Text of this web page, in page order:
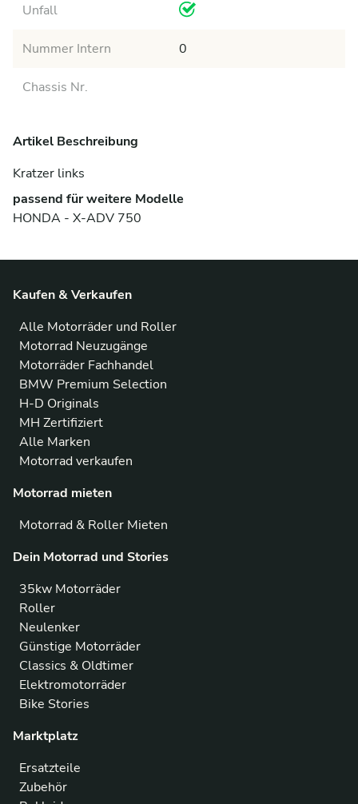
Unfall
Nummer Intern 0
Chassis Nr.
Artikel Beschreibung
Kratzer links
passend für weitere Modelle
HONDA - X-ADV 750
Kaufen & Verkaufen
Alle Motorräder und Roller
Motorrad Neuzugänge
Motorräder Fachhandel
BMW Premium Selection
H-D Originals
MH Zertifiziert
Alle Marken
Motorrad verkaufen
Motorrad mieten
Motorrad & Roller Mieten
Dein Motorrad und Stories
35kw Motorräder
Roller
Neulenker
Günstige Motorräder
Classics & Oldtimer
Elektromotorräder
Bike Stories
Marktplatz
Ersatzteile
Zubehör